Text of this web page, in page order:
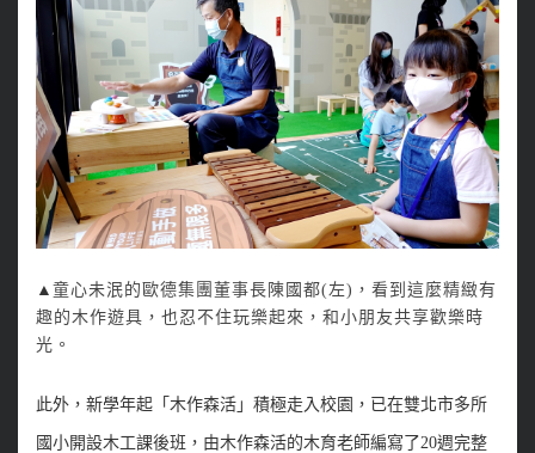
▲ 童心未泯的歐德集團董事長陳國都(左)，看到這麼精緻有
趣的木作遊具，也忍不住玩樂起來，和小朋友共享歡樂時
光。
此外，新學年起「木作森活」積極走入校園，已在雙北市多所
國小開設木工課後班，由木作森活的木育老師編寫了20週完整